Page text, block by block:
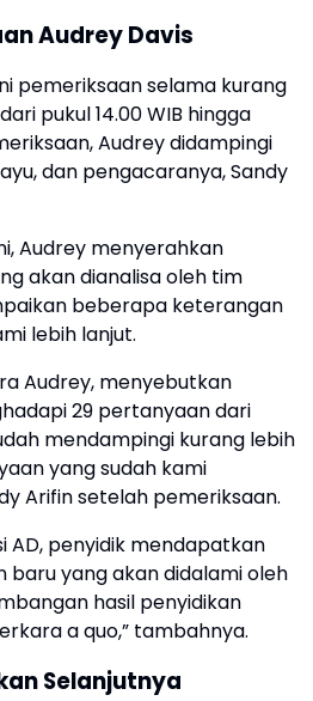
Audrey Davis
pemeriksaan selama kurang
pukul 14.00 WIB hingga
Audrey didampingi
dan pengacaranya, Sandy
Audrey menyerahkan
akan dianalisa oleh tim
beberapa keterangan
lebih lanjut.
Audrey, menyebutkan
29 pertanyaan dari
mendampingi kurang lebih
yang sudah kami
Arifin setelah pemeriksaan.
AD, penyidik mendapatkan
yang akan didalami oleh
hasil penyidikan
a quo,” tambahnya.
Selanjutnya